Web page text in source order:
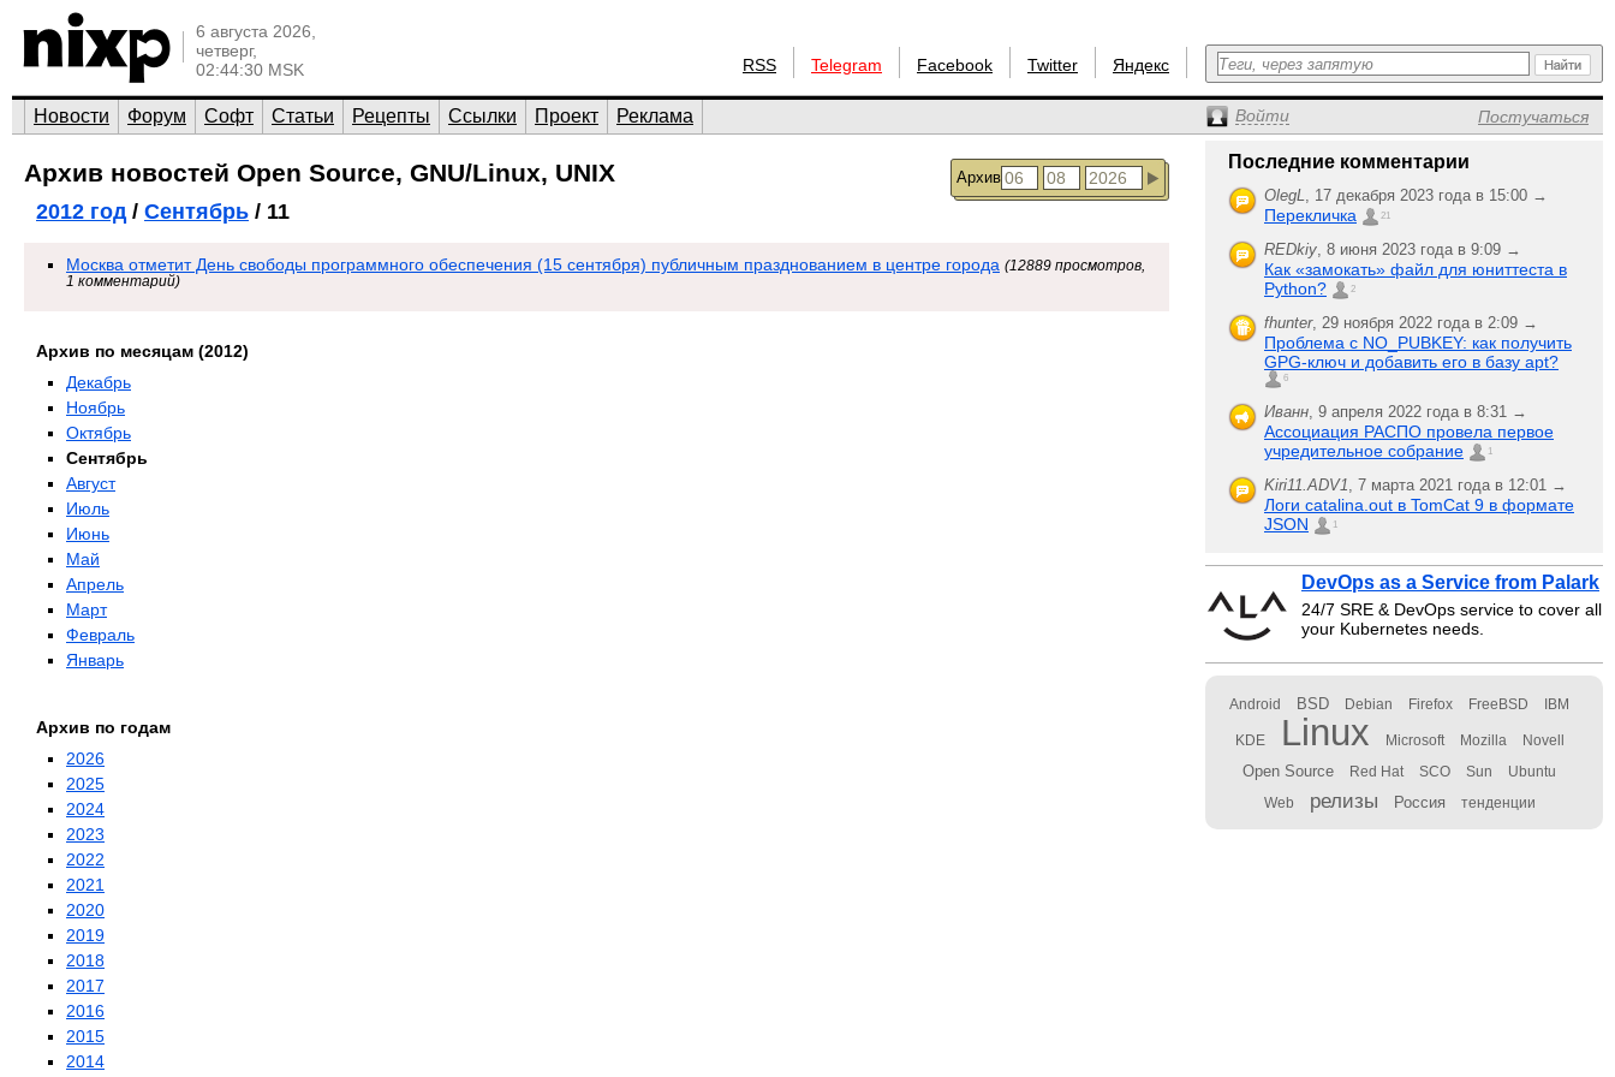
6 августа 2026,
четверг,
02:44:30 MSK
RSS Telegram Facebook Twitter Яндекс
Новости Форум Софт Статьи Рецепты Ссылки Проект Реклама Войти Постучаться
Архив
Архив новостей Open Source, GNU/Linux, UNIX
2012 год/ Сентябрь / 11
Москва отметит День свободы программного обеспечения (15 сентября) публичным празднованием в центре города (12889 просмотров,
1 комментарий)
Архив по месяцам (2012)
Декабрь
Ноябрь
Октябрь
Сентябрь
Август
Июль
Июнь
Май
Апрель
Март
Февраль
Январь
Архив по годам
2026
2025
2024
2023
2022
2021
2020
2019
2018
2017
2016
2015
2014
Последние комментарии
OlegL, 17 декабря 2023 года в 15:00 →
Перекличка 21
REDkiy, 8 июня 2023 года в 9:09 →
Как «замокать» файл для юниттеста в
Python?
2
fhunter, 29 ноября 2022 года в 2:09 →
Проблема с NO_PUBKEY: как получить
GPG-ключ и добавить его в базу apt?
6
Иванн, 9 апреля 2022 года в 8:31 →
Ассоциация РАСПО провела первое
учредительное собрание
1
Kiri11.ADV1, 7 марта 2021 года в 12:01 →
Логи catalina.out в TomCat 9 в формате
JSON
1
DevOps as a Service from Palark
24/7 SRE & DevOps service to cover all
your Kubernetes needs.
Android BSD Debian Firefox FreeBSD IBM
KDE Linux Microsoft Mozilla Novell
Open Source Red Hat SCO Sun Ubuntu
Web релизы Россия тенденции